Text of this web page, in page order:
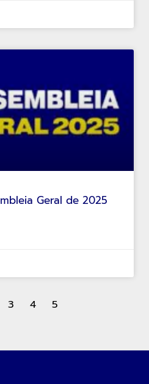
Geral de 2025
3 4 5